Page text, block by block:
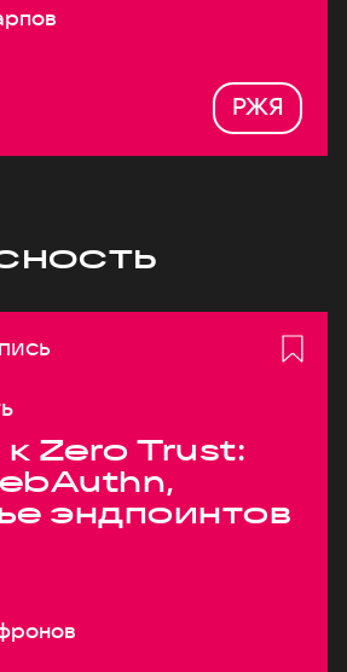
РЖЯ
к Zero Trust:
эндпоинтов